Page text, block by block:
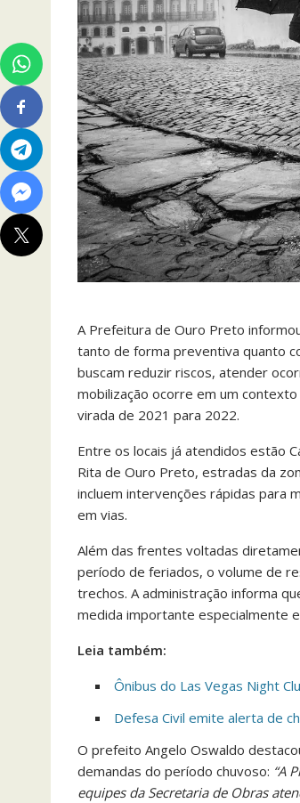
A Prefeitura de Ouro Preto
tanto de forma preventiva quanto
buscam reduzir riscos, atender
mobilização ocorre em um
virada de 2021 para 2022.
Entre os locais já atendidos estão
Rita de Ouro Preto, estradas da
incluem intervenções rápidas para
em vias.
Além das frentes voltadas
período de feriados, o volume de
trechos. A administração informa
medida importante especialmente
Leia também:
Ônibus do Las Vegas Night
Defesa Civil emite alerta de
O prefeito Angelo Oswaldo
demandas do período chuvoso: “A
equipes da Secretaria de Obras